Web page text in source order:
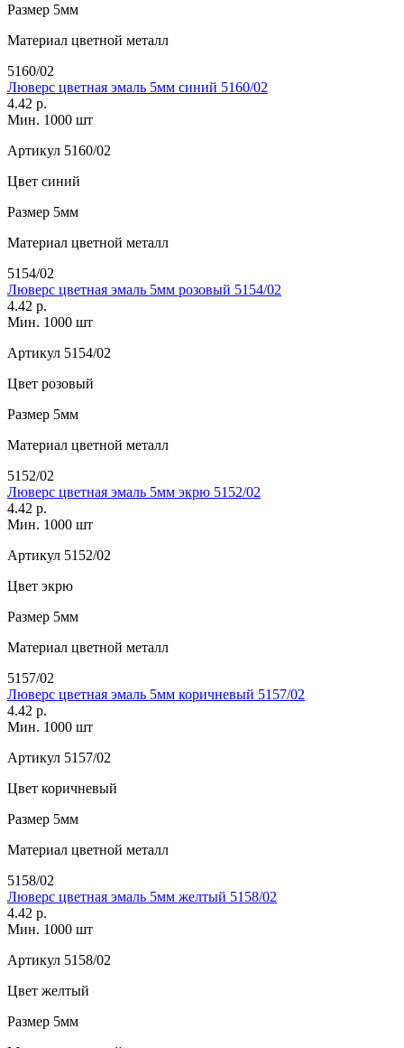
Размер 5мм
Материал цветной металл
5160/02
Люверс цветная эмаль 5мм синий 5160/02
4.42 р.
Мин. 1000 шт
Артикул 5160/02
Цвет синий
Размер 5мм
Материал цветной металл
5154/02
Люверс цветная эмаль 5мм розовый 5154/02
4.42 р.
Мин. 1000 шт
Артикул 5154/02
Цвет розовый
Размер 5мм
Материал цветной металл
5152/02
Люверс цветная эмаль 5мм экрю 5152/02
4.42 р.
Мин. 1000 шт
Артикул 5152/02
Цвет экрю
Размер 5мм
Материал цветной металл
5157/02
Люверс цветная эмаль 5мм коричневый 5157/02
4.42 р.
Мин. 1000 шт
Артикул 5157/02
Цвет коричневый
Размер 5мм
Материал цветной металл
5158/02
Люверс цветная эмаль 5мм желтый 5158/02
4.42 р.
Мин. 1000 шт
Артикул 5158/02
Цвет желтый
Размер 5мм